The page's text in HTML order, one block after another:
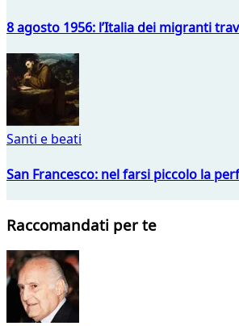
8 agosto 1956: l’Italia dei migranti
Santi e beati
San Francesco:
Raccomandati per te